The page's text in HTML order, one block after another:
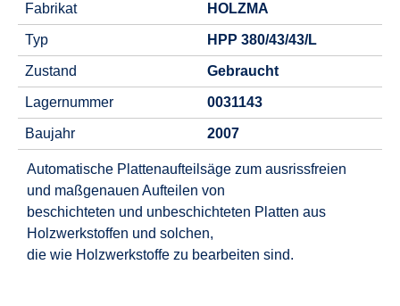
Fabrikat HOLZMA
Typ HPP 380/43/43/L
Zustand Gebraucht
Lagernummer 0031143
Baujahr 2007
Automatische Plattenaufteilsäge zum ausrissfreien
und maßgenauen Aufteilen von
beschichteten und unbeschichteten Platten aus
Holzwerkstoffen und solchen,
die wie Holzwerkstoffe zu bearbeiten sind.